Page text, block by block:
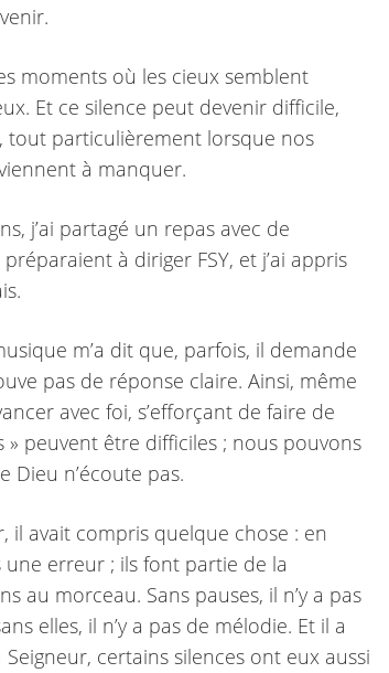
moments où les cieux semblent
Et ce silence peut devenir difficile,
tout particulièrement lorsque nos
à manquer.
j’ai partagé un repas avec de
à diriger FSY, et j’ai appris
m’a dit que, parfois, il demande
pas de réponse claire. Ainsi, même
avec foi, s’efforçant de faire de
» peuvent être difficiles ; nous pouvons
Dieu n’écoute pas.
il avait compris quelque chose : en
erreur ; ils font partie de la
au morceau. Sans pauses, il n’y a pas
elles, il n’y a pas de mélodie. Et il a
certains silences ont eux aussi